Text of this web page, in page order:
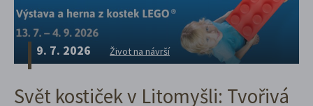
9. 7. 2026 Život na návrší
Svět kostiček v Litomyšli: Tvořivá